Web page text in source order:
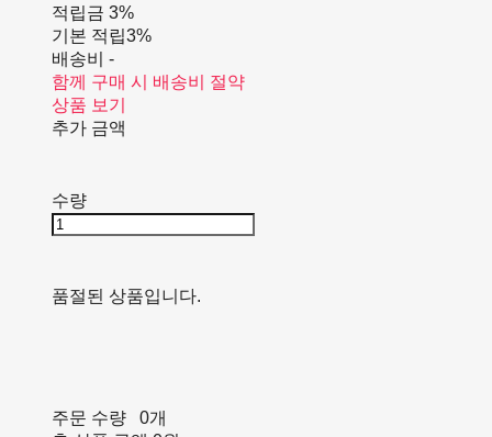
적립금 3%
기본 적립3%
배송비 -
함께 구매 시 배송비 절약
상품 보기
추가 금액
수량
품절된 상품입니다.
주문 수량
0개